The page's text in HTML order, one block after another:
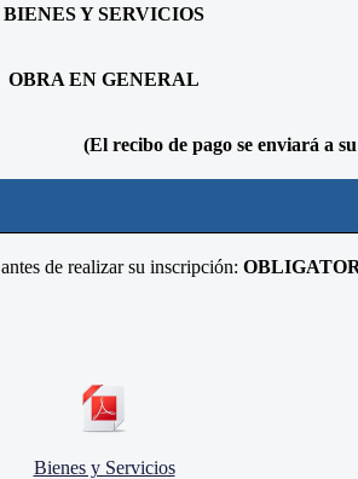
BIENES Y SERVICIOS
OBRA EN GENERAL
(El recibo de pago se enviará a
de realizar su inscripción:
Bienes y Servicios